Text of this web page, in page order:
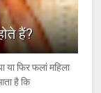
हैं?
फिर फलां महिला
है कि